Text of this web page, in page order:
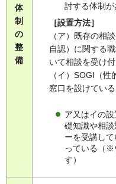
体
制
の
整
備
討する体制
［設置方法］
（ア）既存の相
自認）に関する
いて相談を受け
（イ）SOGI（
窓口を設けている
ア又はイの
礎知識や相
ーを受講し
っている（※
す）